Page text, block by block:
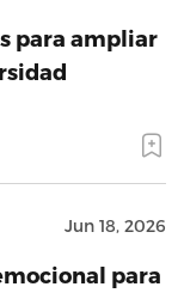
para ampliar
Jun 18, 2026
para